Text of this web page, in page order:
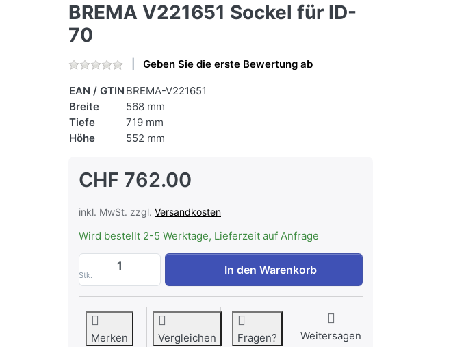
BREMA V221651 Sockel für ID-
70
Geben Sie die erste Bewertung ab
EAN / GTIN BREMA-V221651
Breite
568 mm
Tiefe
719 mm
Höhe
552 mm
CHF 762.00
inkl. MwSt. zzgl. Versandkosten
Wird bestellt 2-5 Werktage, Lieferzeit auf Anfrage
Stk.
BREMA V221651 Sockel für ID-70 zu CHF 762.00, Menge 1.
In den Warenkorb
Merken Vergleichen Fragen? Weitersagen